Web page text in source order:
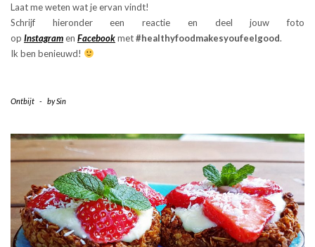
Laat me weten wat je ervan vindt!
Schrijf hieronder een reactie en deel jouw foto
op Instagramen Facebookmet#healthyfoodmakesyoufeelgood.
Ik ben benieuwd!
Ontbijt - bySin